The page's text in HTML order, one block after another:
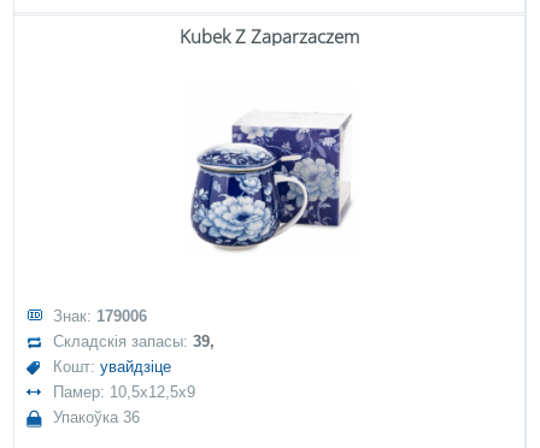
Kubek Z Zaparzaczem
Знак: 179006
Складскія запасы:39,
Кошт:увайдзіце
Памер: 10,5x12,5x9
Упакоўка 36